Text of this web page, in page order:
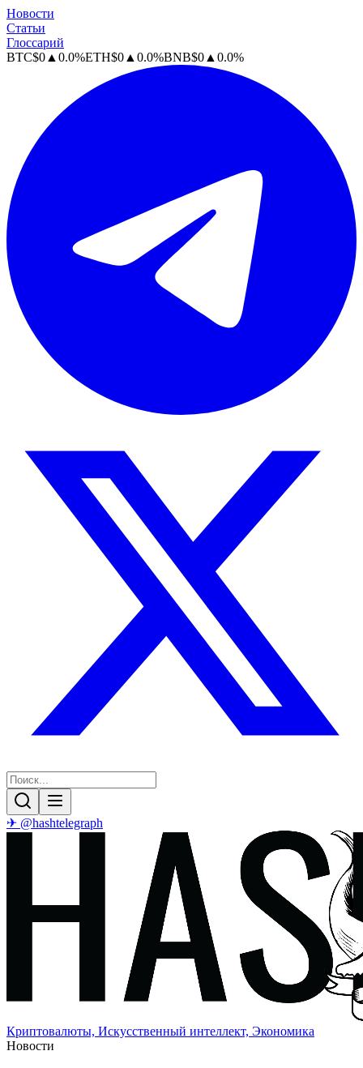
Новости
Статьи
Глоссарий
BTC$0 ▲ 0.0%ETH$0 ▲ 0.0%BNB$0 ▲ 0.0%
✈ @hashtelegraph
Криптовалюты, Искусственный интеллект, Экономика
Новости